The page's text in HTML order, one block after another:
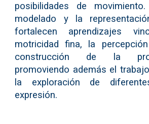
posibilidades de
modelado y la
fortalecen aprendizajes
motricidad fina, la
construcción de la
promoviendo además el
la exploración de
expresión.